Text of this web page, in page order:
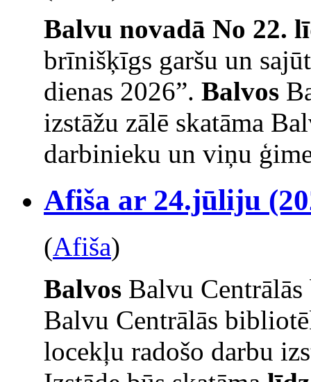
Balvu novadā No 22.
brīnišķīgs garšu un
dienas 2026”. Balvos
izstāžu zālē skatāma
darbinieku un viņu
Afiša ar 24.jūliju
(Afiša)
Balvos Balvu Centrālās
Balvu Centrālās
locekļu radošo darbu